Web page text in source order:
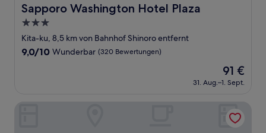
Sapporo Washington Hotel Plaza
Sapporo Washington Hotel Plaza
3.0-
Sterne-
Unterkunft
Kita-ku, 8,5 km von Bahnhof Shinoro entfernt
9.0
Bewertungen)
9,0/10 Wunderbar (320 Bewertungen)
Der
Preis
beträgt
91 €
31. Aug.–1. Sept.